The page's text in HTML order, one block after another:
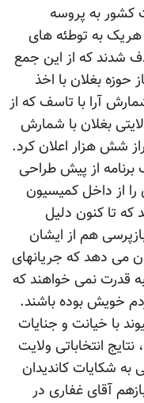
کشور به پروسه
هریک به توطئه های
شدند که از این جمع
حوزه بغلان با اخذ
آرا با تاسف که از
بغلان با شمارش
شش هزار اعلان کرد.
از پیش طراحی
از داخل کمیسیون
که تا کنون دلیل
هم از ایشان
می دهد که جریانهای
قدرت نمی خواهند که
خویش بوده باشند.
با خیانت و جنایات
انتخاباتی ولایت
به شکایات کاندیدان
آقای غفاری در